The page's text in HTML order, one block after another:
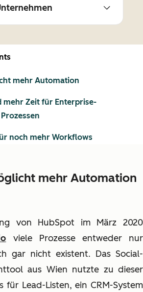
mehr Automation
von HubSpot im März 2020
viele Prozesse entweder nur
gar nicht existent. Das Social-
aus Wien nutzte zu dieser
für Lead-Listen, ein CRM-System
mehr Automation
mehr Zeit für Enterprise-
noch mehr Workflows